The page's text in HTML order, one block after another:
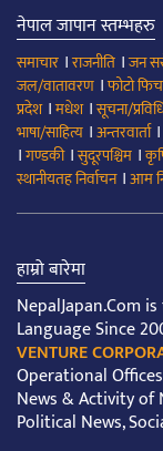
नेपाल जापान स्तम्भहरु
समाचार ।राजनीति ।जन
जल/वातावरण ।फोटो
प्रदेश।मधेश।सूचना/
भाषा/साहित्य ।अन्तरवार्ता।
।गण्डकी।सुदूरपश्चिम ।
स्थानीयतह निर्वाचन।आम
हाम्रो बारेमा
NepalJapan.Com
Language Since
VENTURE
Operational
News & Activity
Political News,